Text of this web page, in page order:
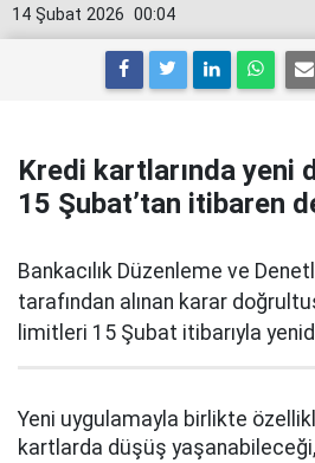
00:04
14 Şubat 2026
Kredi kartlarında yeni
15 Şubat’tan itibaren
Bankacılık Düzenleme ve
tarafından alınan karar
limitleri 15 Şubat itibarıyla
Yeni uygulamayla birlikte
kartlarda düşüş yaşanabileceği,